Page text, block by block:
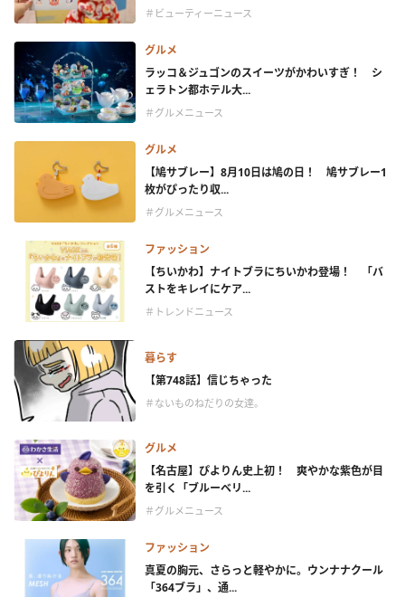
＃ビューティーニュース
グルメ
ラッコ＆ジュゴンのスイーツがかわいすぎ！ シ
ェラトン都ホテル大...
＃グルメニュース
グルメ
【鳩サブレー】8月10日は鳩の日！ 鳩サブレー1
枚がぴったり収...
＃グルメニュース
ファッション
【ちいかわ】ナイトブラにちいかわ登場！ 「バ
ストをキレイにケア...
＃トレンドニュース
暮らす
【第748話】信じちゃった
＃ないものねだりの女達。
グルメ
【名古屋】ぴよりん史上初！ 爽やかな紫色が目
を引く「ブルーベリ...
＃グルメニュース
ファッション
真夏の胸元、さらっと軽やかに。ウンナナクール
「364ブラ」、通...